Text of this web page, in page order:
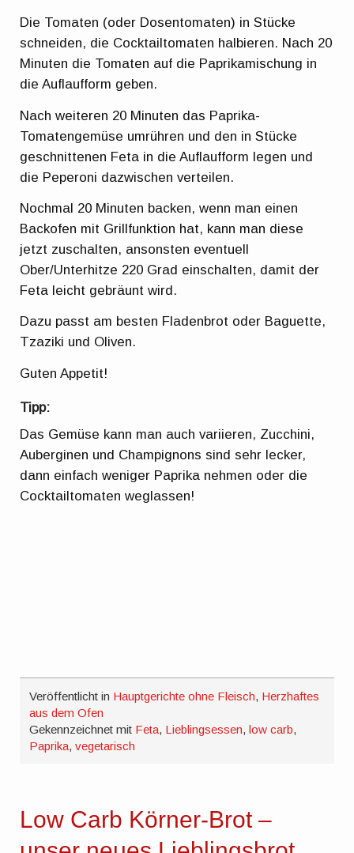
Die Tomaten (oder Dosentomaten) in Stücke
schneiden, die Cocktailtomaten halbieren. Nach 20
Minuten die Tomaten auf die Paprikamischung in
die Auflaufform geben.
Nach weiteren 20 Minuten das Paprika-
Tomatengemüse umrühren und den in Stücke
geschnittenen Feta in die Auflaufform legen und
die Peperoni dazwischen verteilen.
Nochmal 20 Minuten backen, wenn man einen
Backofen mit Grillfunktion hat, kann man diese
jetzt zuschalten, ansonsten eventuell
Ober/Unterhitze 220 Grad einschalten, damit der
Feta leicht gebräunt wird.
Dazu passt am besten Fladenbrot oder Baguette,
Tzaziki und Oliven.
Guten Appetit!
Tipp:
Das Gemüse kann man auch variieren, Zucchini,
Auberginen und Champignons sind sehr lecker,
dann einfach weniger Paprika nehmen oder die
Cocktailtomaten weglassen!
Veröffentlicht in Hauptgerichte ohne Fleisch, Herzhaftes
aus dem Ofen
Gekennzeichnet mit Feta, Lieblingsessen,low carb,
Paprika,vegetarisch
Low Carb Körner-Brot –